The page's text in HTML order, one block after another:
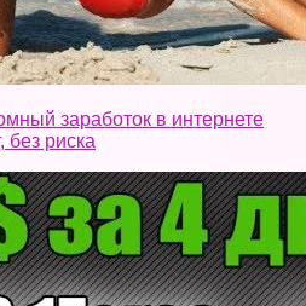
заработок в интернете
без риска